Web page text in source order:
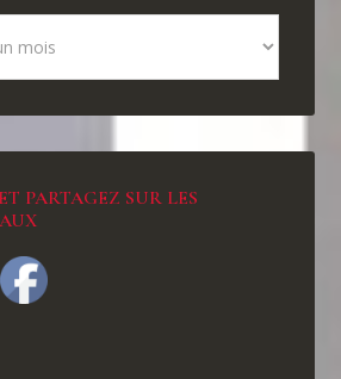
PARTAGEZ SUR LES